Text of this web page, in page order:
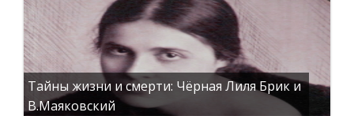
Тайны жизни и смерти: Чёрная Лиля Брик и
В.Маяковский